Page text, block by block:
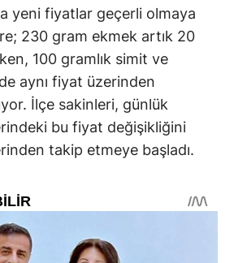
yeni fiyatlar geçerli olmaya
230 gram ekmek artık 20
100 gramlık simit ve
aynı fiyat üzerinden
İlçe sakinleri, günlük
bu fiyat değişikliğini
takip etmeye başladı.